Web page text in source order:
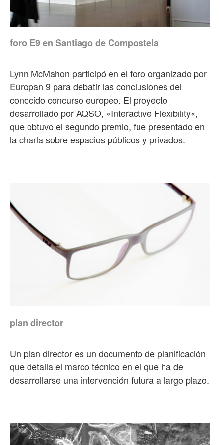
foro E9 en Santiago de Compostela
Lynn McMahon participó en el foro organizado por
Europan 9 para debatir las conclusiones del
conocido concurso europeo. El proyecto
desarrollado por AQSO, «Interactive Flexibility«,
que obtuvo el segundo premio, fue presentado en
la charla sobre espacios públicos y privados.
plan director
Un plan director es un documento de planificación
que detalla el marco técnico en el que ha de
desarrollarse una intervención futura a largo plazo.